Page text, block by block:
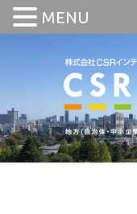
MENU